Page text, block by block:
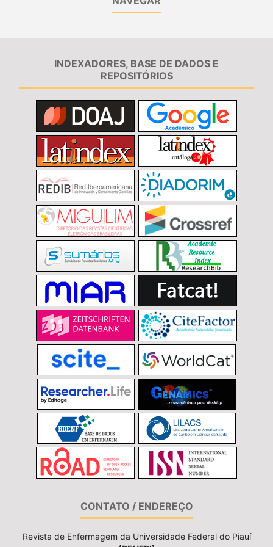
INDEXADORES, BASE DE DADOS E
REPOSITÓRIOS
CONTATO / ENDEREÇO
Revista de Enfermagem da Universidade Federal do Piauí